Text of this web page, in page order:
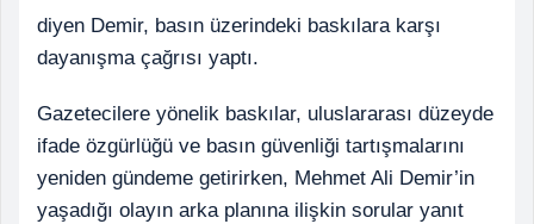
diyen Demir, basın üzerindeki baskılara karşı
dayanışma çağrısı yaptı.
Gazetecilere yönelik baskılar, uluslararası düzeyde
ifade özgürlüğü ve basın güvenliği tartışmalarını
yeniden gündeme getirirken, Mehmet Ali Demir’in
yaşadığı olayın arka planına ilişkin sorular yanıt